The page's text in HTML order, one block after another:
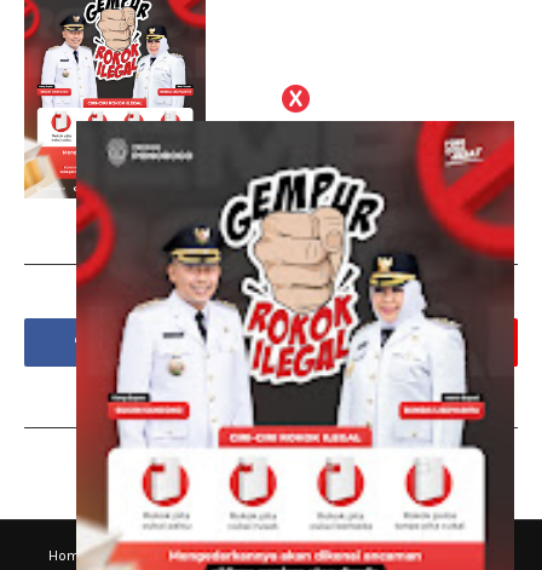
Social Plugin
Tags
Home Disklaimer Kode Etik Jurnalistik Hubungi Kami